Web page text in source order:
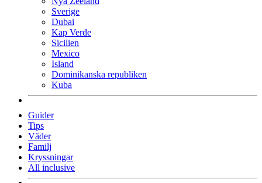
Sverige
Dubai
Kap Verde
Sicilien
Mexico
Island
Dominikanska republiken
Kuba
Guider
Tips
Väder
Familj
Kryssningar
All inclusive